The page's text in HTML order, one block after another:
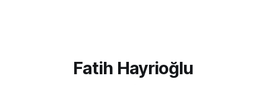
Fatih Hayrioğlu